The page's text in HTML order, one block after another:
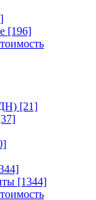
[196]
[21]
[1344]